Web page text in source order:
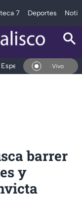
7 Deportes
Espectáculos Deportes
En Vivo
barrer
y